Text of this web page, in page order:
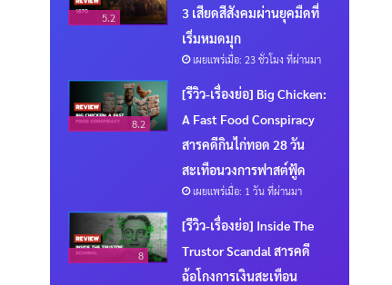
5.2
3 เสียดสีสังคมผ่านยุคมืดที่
เริ่มหมดมุก
เผยแพร่เมื่อ: 23 ชั่วโมง ที่ผ่านมา
8.2
[รีวิว-เรื่องย่อ] Big Chicken:
A Fast Food Conspiracy
สารคดีกินไก่ทอด 28 วัน
สะเทือนวงการฟาสต์ฟู้ด
เผยแพร่เมื่อ: 1 วัน ที่ผ่านมา
8
[รีวิว-เรื่องย่อ] Inside The
Trustor Scandal สารคดี
ฉ้อโกงการเงินสะเทือน